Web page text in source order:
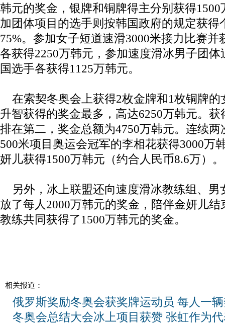
韩元的奖金，银牌和铜牌得主分别获得1500
加团体项目的选手则按韩国政府的规定获得
75%。参加女子短道速滑3000米接力比赛并
各获得2250万韩元，参加速度滑冰男子团
国选手各获得1125万韩元。
在索契冬奥会上获得2枚金牌和1枚铜牌的
升智获得的奖金最多，高达6250万韩元。
排在第二，奖金总额为4750万韩元。连续
500米项目奥运会冠军的李相花获得3000万
妍儿获得1500万韩元（约合人民币8.6万）。
另外，冰上联盟还向速度滑冰教练组、男
放了每人2000万韩元的奖金，陪伴金妍儿
教练共同获得了1500万韩元的奖金。
相关报道：
俄罗斯奖励冬奥会获奖牌运动员 每人一
冬奥会总结大会冰上项目获赞 张虹作为